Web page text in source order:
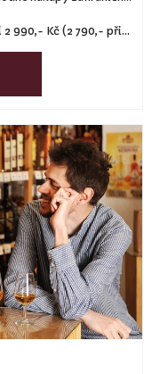
při platbě do 30.11.2025)